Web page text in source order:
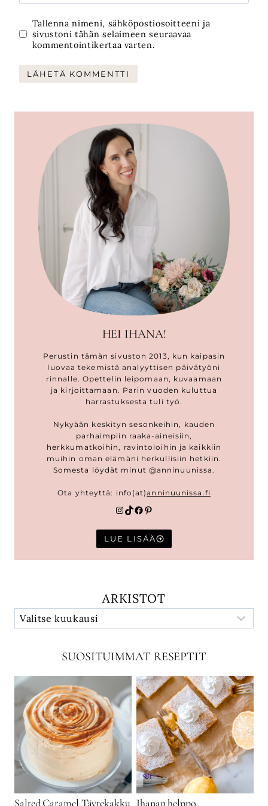
Tallenna nimeni, sähköpostiosoitteeni ja
sivustoni tähän selaimeen seuraavaa
kommentointikertaa varten.
HEI IHANA!
Perustin tämän sivuston 2013, kun kaipasin
luovaa tekemistä analyyttisen päivätyöni
rinnalle. Opettelin leipomaan, kuvaamaan
ja kirjoittamaan. Parin vuoden kuluttua
harrastuksesta tuli työ.
Nykyään keskityn sesonkeihin, kauden
parhaimpiin raaka-aineisiin,
herkkumatkoihin, ravintoloihin ja kaikkiin
muihin oman elämäni herkullisiin hetkiin.
Somesta löydät minut @anninuunissa.
Ota yhteyttä: info(at)anninuunissa.fi
Instagram
TikTok
Facebook
Pinterest
LUE LISÄÄ
ARKISTOT
SUOSITUIMMAT RESEPTIT
Salted Caramel Täytekakku Ihanan helppo